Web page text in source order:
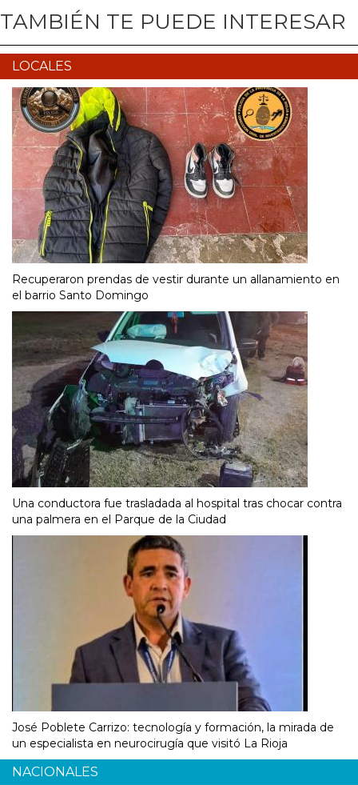
TAMBIÉN TE PUEDE INTERESAR
LOCALES
Recuperaron prendas de vestir durante un allanamiento en
el barrio Santo Domingo
Una conductora fue trasladada al hospital tras chocar contra
una palmera en el Parque de la Ciudad
José Poblete Carrizo: tecnología y formación, la mirada de
un especialista en neurocirugía que visitó La Rioja
NACIONALES